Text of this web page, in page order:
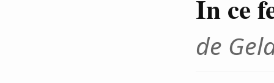
În ce
de